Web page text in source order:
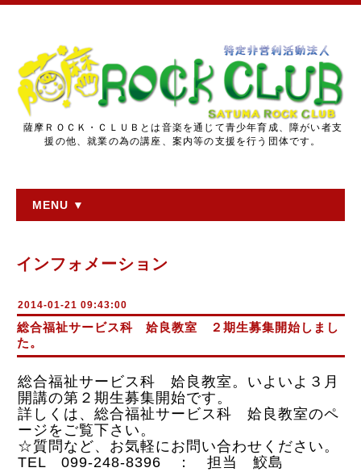
薩摩ＲＯＣＫ・ＣＬＵＢとは音楽を通じて青少年育成、障がい者支
援の他、就業の為の講座、案内等の支援を行う団体です。
MENU ▼
インフォメーション
2014-01-21 09:43:00
総合福祉サービス科 姶良教室 ２期生募集開始しまし
た。
総合福祉サービス科 姶良教室。いよいよ３月
開講の第２期生募集開始です。
詳しくは、総合福祉サービス科 姶良教室のペ
ージをご覧下さい。
☆質問など、お気軽にお問い合わせください。
TEL 099-248-8396 ： 担当 鮫島